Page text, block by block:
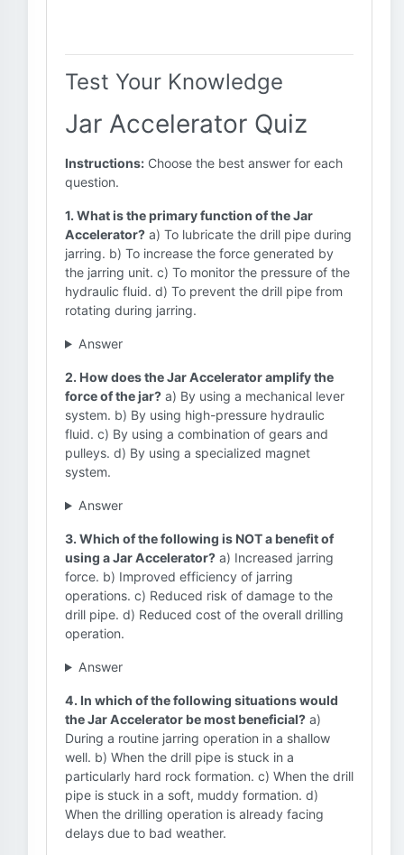
Test Your Knowledge
Jar Accelerator Quiz
Instructions: Choose the best answer for each
question.
1. What is the primary function of the Jar
Accelerator? a) To lubricate the drill pipe during
jarring. b) To increase the force generated by
the jarring unit. c) To monitor the pressure of the
hydraulic fluid. d) To prevent the drill pipe from
rotating during jarring.
Answer
2. How does the Jar Accelerator amplify the
force of the jar? a) By using a mechanical lever
system. b) By using high-pressure hydraulic
fluid. c) By using a combination of gears and
pulleys. d) By using a specialized magnet
system.
Answer
3. Which of the following is NOT a benefit of
using a Jar Accelerator? a) Increased jarring
force. b) Improved efficiency of jarring
operations. c) Reduced risk of damage to the
drill pipe. d) Reduced cost of the overall drilling
operation.
Answer
4. In which of the following situations would
the Jar Accelerator be most beneficial? a)
During a routine jarring operation in a shallow
well. b) When the drill pipe is stuck in a
particularly hard rock formation. c) When the drill
pipe is stuck in a soft, muddy formation. d)
When the drilling operation is already facing
delays due to bad weather.